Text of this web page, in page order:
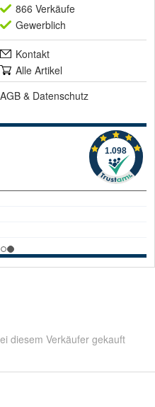
866 Verkäufe
Gewerblich
Kontakt
Alle Artikel
AGB & Datenschutz
diesem Verkäufer gekauft